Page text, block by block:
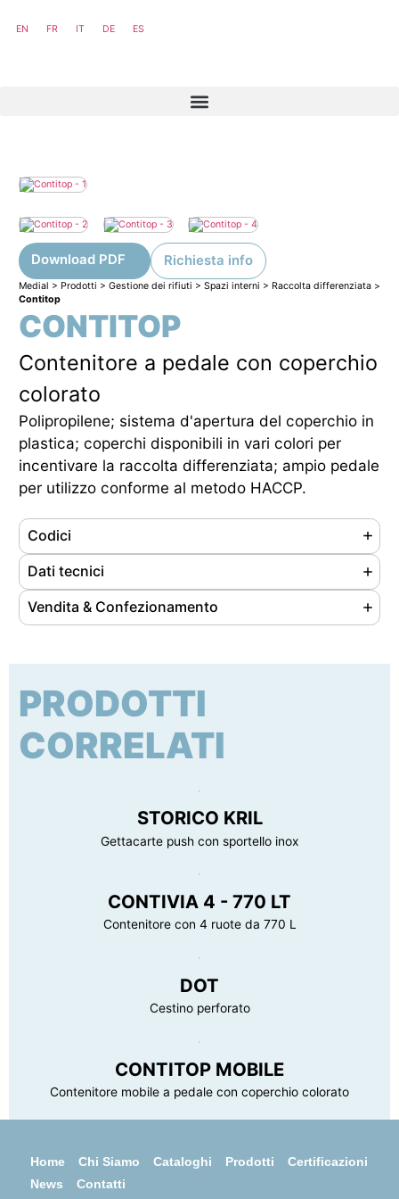
EN FR IT DE ES
Medial > Prodotti > Gestione dei rifiuti > Spazi interni > Raccolta differenziata>
Contitop
CONTITOP
Contenitore a pedale con coperchio
colorato
Polipropilene; sistema d'apertura del coperchio in
plastica; coperchi disponibili in vari colori per
incentivare la raccolta differenziata; ampio pedale
per utilizzo conforme al metodo HACCP.
Codici
Referenze115455
Ean8033433779658
Dati tecnici
Materiale Polipropilene
ColoreBianco-Blu
Dimensioni (LxPxH) 390 x 410 x 600 mm
CertificazioneNessuna certificazione prevista per questo
prodotto
Vendita & Confezionamento
Nr. pezzi/confezione1
Tipo di imballaggiocartone
Dimensioni conf. (LxPxH)
405 x 390 x 600 mm
Peso lordo confezione
3.4 kg
Download PDF Richiesta info
PRODOTTI
CORRELATI
STORICO KRIL
Gettacarte push con sportello inox
CONTIVIA 4 - 770 LT
Contenitore con 4 ruote da 770 L
DOT
Cestino perforato
CONTITOP MOBILE
Contenitore mobile a pedale con coperchio colorato
Home Chi Siamo Cataloghi Prodotti
Certificazioni
News
Contatti